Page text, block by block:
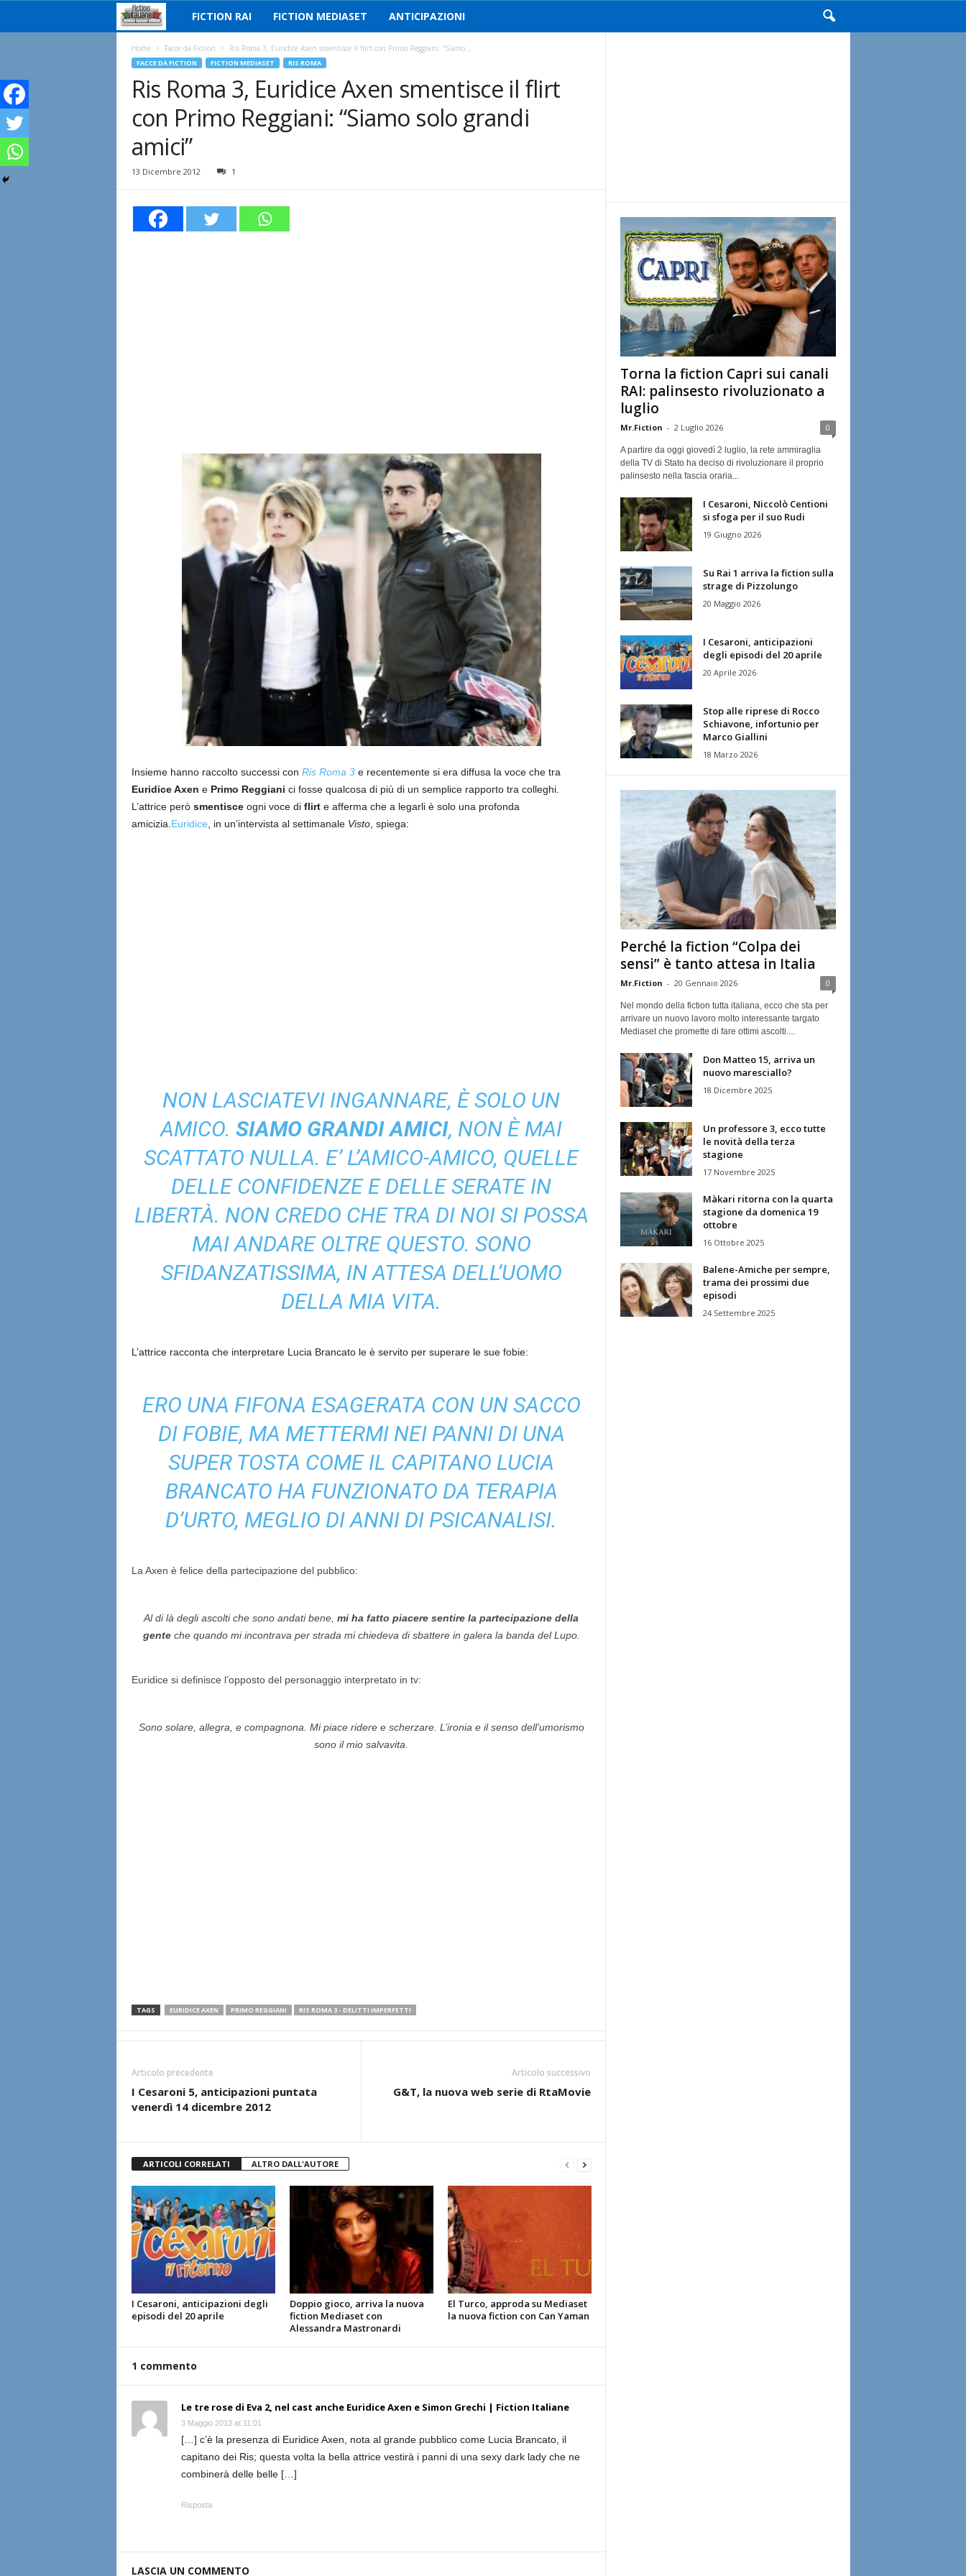
i
t
i
o
n
e
FICTION RAI FICTION MEDIASET ANTICIPAZIONI
Home Facce da Fiction Ris Roma 3, Euridice Axen smentisce il flirt con Primo Reggiani: “Siamo...
FACCE DA FICTION FICTION MEDIASET RIS ROMA
Ris Roma 3, Euridice Axen smentisce il flirt
con Primo Reggiani: “Siamo solo grandi
amici”
13 Dicembre 2012 1
Insieme hanno raccolto successi con Ris Roma 3 e recentemente si era diffusa la voce che tra
Euridice Axen e Primo Reggiani ci fosse qualcosa di più di un semplice rapporto tra colleghi.
L’attrice però smentisceogni voce di flirte afferma che a legarli è solo una profonda
amicizia. Euridice , in un’intervista al settimanale Visto, spiega:
NON LASCIATEVI INGANNARE, È SOLO UN
AMICO. SIAMO GRANDI AMICI, NON È MAI
SCATTATO NULLA. E’ L’AMICO-AMICO, QUELLE
DELLE CONFIDENZE E DELLE SERATE IN
LIBERTÀ. NON CREDO CHE TRA DI NOI SI POSSA
MAI ANDARE OLTRE QUESTO. SONO
SFIDANZATISSIMA, IN ATTESA DELL’UOMO
DELLA MIA VITA.
L’attrice racconta che interpretare Lucia Brancato le è servito per superare le sue fobie:
ERO UNA FIFONA ESAGERATA CON UN SACCO
DI FOBIE, MA METTERMI NEI PANNI DI UNA
SUPER TOSTA COME IL CAPITANO LUCIA
BRANCATO HA FUNZIONATO DA TERAPIA
D’URTO, MEGLIO DI ANNI DI PSICANALISI.
La Axen è felice della partecipazione del pubblico:
Al di là degli ascolti che sono andati bene, mi ha fatto piacere sentire la partecipazione della
genteche quando mi incontrava per strada mi chiedeva di sbattere in galera la banda del Lupo.
Euridice si definisce l’opposto del personaggio interpretato in tv:
Sono solare, allegra, e compagnona. Mi piace ridere e scherzare. L’ironia e il senso dell’umorismo
sono il mio salvavita.
TAGS EURIDICE AXEN PRIMO REGGIANI RIS ROMA 3 - DELITTI IMPERFETTI
Articolo precedente
I Cesaroni 5, anticipazioni puntata
venerdì 14 dicembre 2012
Articolo successivo
G&T, la nuova web serie di RtaMovie
ARTICOLI CORRELATI ALTRO DALL'AUTORE
I Cesaroni, anticipazioni degli
episodi del 20 aprile
Doppio gioco, arriva la nuova
fiction Mediaset con
Alessandra Mastronardi
El Turco, approda su Mediaset
la nuova fiction con Can Yaman
1 commento
Le tre rose di Eva 2, nel cast anche Euridice Axen e Simon Grechi | Fiction Italiane
3 Maggio 2013 at 11:01
[…] c’è la presenza di Euridice Axen, nota al grande pubblico come Lucia Brancato, il
capitano dei Ris; questa volta la bella attrice vestirà i panni di una sexy dark lady che ne
combinerà delle belle […]
Risposta
LASCIA UN COMMENTO
Torna la fiction Capri sui canali
RAI: palinsesto rivoluzionato a
luglio
Mr.Fiction - 2 Luglio 2026 0
A partire da oggi giovedì 2 luglio, la rete ammiraglia
della TV di Stato ha deciso di rivoluzionare il proprio
palinsesto nella fascia oraria...
I Cesaroni, Niccolò Centioni
si sfoga per il suo Rudi
19 Giugno 2026
Su Rai 1 arriva la fiction sulla
strage di Pizzolungo
20 Maggio 2026
I Cesaroni, anticipazioni
degli episodi del 20 aprile
20 Aprile 2026
Stop alle riprese di Rocco
Schiavone, infortunio per
Marco Giallini
18 Marzo 2026
Perché la fiction “Colpa dei
sensi” è tanto attesa in Italia
Mr.Fiction - 20 Gennaio 2026 0
Nel mondo della fiction tutta italiana, ecco che sta per
arrivare un nuovo lavoro molto interessante targato
Mediaset che promette di fare ottimi ascolti....
Don Matteo 15, arriva un
nuovo maresciallo?
18 Dicembre 2025
Un professore 3, ecco tutte
le novità della terza
stagione
17 Novembre 2025
Màkari ritorna con la quarta
stagione da domenica 19
ottobre
16 Ottobre 2025
Balene-Amiche per sempre,
trama dei prossimi due
episodi
24 Settembre 2025